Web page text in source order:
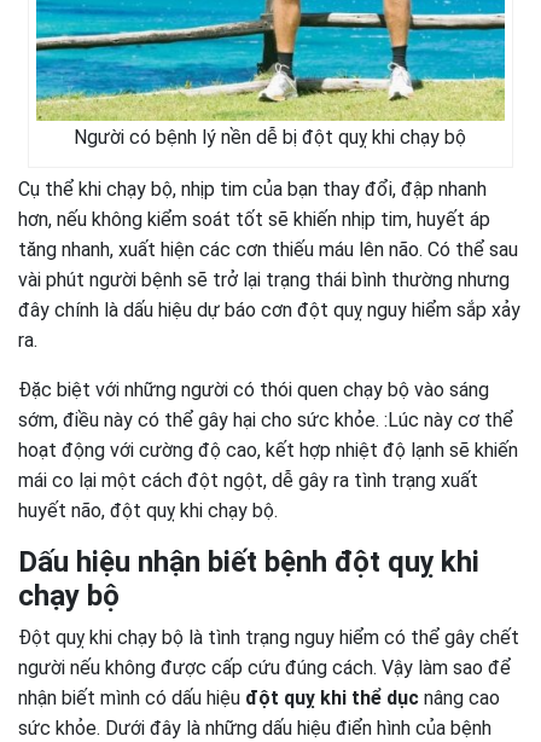
Người có bệnh lý nền dễ bị đột quỵ khi chạy bộ
Cụ thể khi chạy bộ, nhịp tim của bạn thay đổi, đập nhanh
hơn, nếu không kiểm soát tốt sẽ khiến nhịp tim, huyết áp
tăng nhanh, xuất hiện các cơn thiếu máu lên não. Có thể sau
vài phút người bệnh sẽ trở lại trạng thái bình thường nhưng
đây chính là dấu hiệu dự báo cơn đột quỵ nguy hiểm sắp xảy
ra.
Đặc biệt với những người có thói quen chạy bộ vào sáng
sớm, điều này có thể gây hại cho sức khỏe. :Lúc này cơ thể
hoạt động với cường độ cao, kết hợp nhiệt độ lạnh sẽ khiến
mái co lại một cách đột ngột, dễ gây ra tình trạng xuất
huyết não, đột quỵ khi chạy bộ.
Dấu hiệu nhận biết bệnh đột quỵ khi
chạy bộ
Đột quỵ khi chạy bộ là tình trạng nguy hiểm có thể gây chết
người nếu không được cấp cứu đúng cách. Vậy làm sao để
nhận biết mình có dấu hiệu đột quỵ khi thể dục nâng cao
sức khỏe. Dưới đây là những dấu hiệu điển hình của bệnh